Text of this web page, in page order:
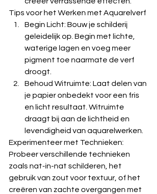
Tips voor het Werken met Aquarelverf
Begin Licht: Bouw je schilderij
geleidelijk op. Begin met lichte,
waterige lagen en voeg meer
pigment toe naarmate de verf
droogt.
Behoud Witruimte: Laat delen van
je papier onbedekt voor een fris
en licht resultaat. Witruimte
draagt bij aan de lichtheid en
levendigheid van aquarelwerken.
Experimenteer met Technieken:
Probeer verschillende technieken
zoals nat-in-nat schilderen, het
gebruik van zout voor textuur, of het
creëren van zachte overgangen met